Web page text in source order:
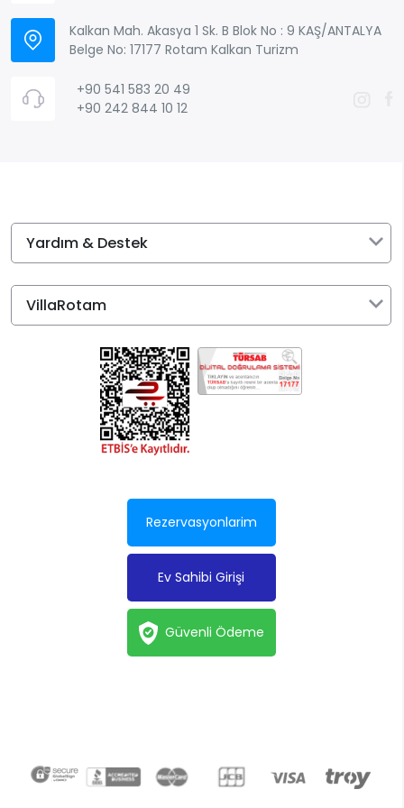
Profesyonel destek
Transfer ve ekstra hizmetler
Tatilinizi Hemen Planlayın
Kalkan Mah. Akasya 1 Sk. B Blok No : 9 KAŞ/ANTALYA
Belge No: 17177 Rotam Kalkan Turizm
+90 541 583 20 49
+90 242 844 10 12
Yardım & Destek
VillaRotam
Rezervasyonlarim
Ev Sahibi Girişi
Güvenli Ödeme